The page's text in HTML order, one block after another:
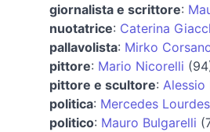
giornalista e scrittore:
nuotatrice: Caterina
pallavolista: Mirko
pittore: Mario Nicorelli
pittore e scultore: Alessio
politica: Mercedes
politico: Mauro Bulgarelli